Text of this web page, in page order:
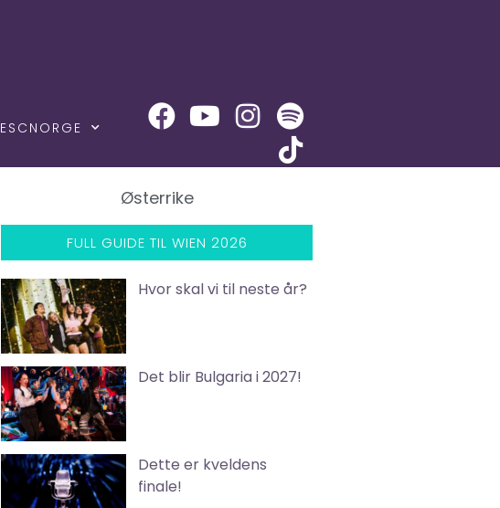
ESCNORGE
Østerrike
FULL GUIDE TIL WIEN 2026
Hvor skal vi til neste år?
Det blir Bulgaria i 2027!
Dette er kveldens
finale!